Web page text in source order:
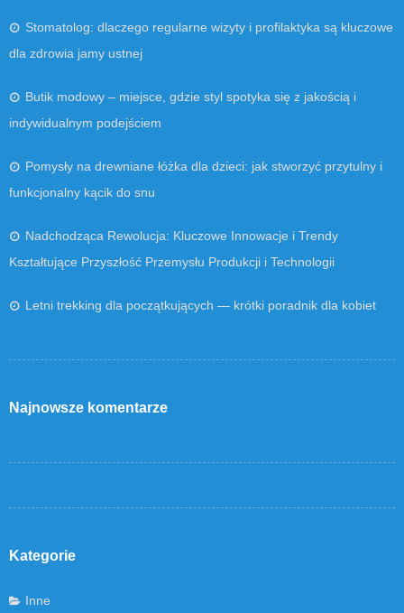
Stomatolog: dlaczego regularne wizyty i profilaktyka są kluczowe
dla zdrowia jamy ustnej
Butik modowy – miejsce, gdzie styl spotyka się z jakością i
indywidualnym podejściem
Pomysły na drewniane łóżka dla dzieci: jak stworzyć przytulny i
funkcjonalny kącik do snu
Nadchodząca Rewolucja: Kluczowe Innowacje i Trendy
Kształtujące Przyszłość Przemysłu Produkcji i Technologii
Letni trekking dla początkujących — krótki poradnik dla kobiet
Najnowsze komentarze
Kategorie
Inne